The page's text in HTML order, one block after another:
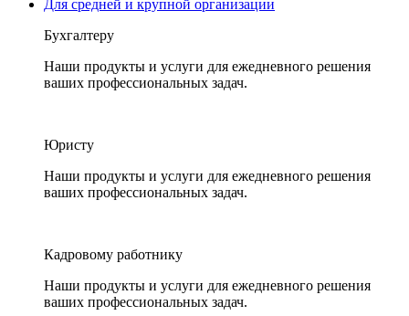
Для средней и крупной организации
Бухгалтеру
Наши продукты и услуги для ежедневного решения
ваших профессиональных задач.
Юристу
Наши продукты и услуги для ежедневного решения
ваших профессиональных задач.
Кадровому работнику
Наши продукты и услуги для ежедневного решения
ваших профессиональных задач.